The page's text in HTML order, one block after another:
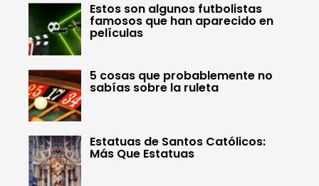
Estos son algunos futbolistas
famosos que han aparecido en
películas
5 cosas que probablemente no
sabías sobre la ruleta
Estatuas de Santos Católicos:
Más Que Estatuas